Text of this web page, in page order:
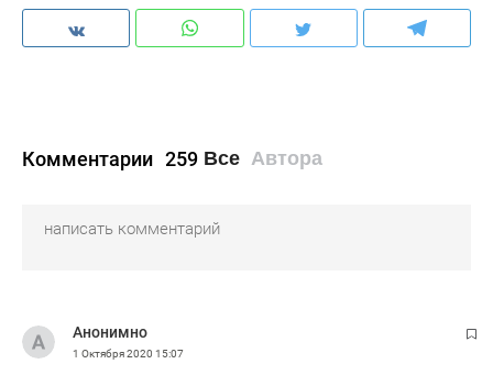
Комментарии 259 Все Автора
Анонимно
1 Октября 2020 15:07